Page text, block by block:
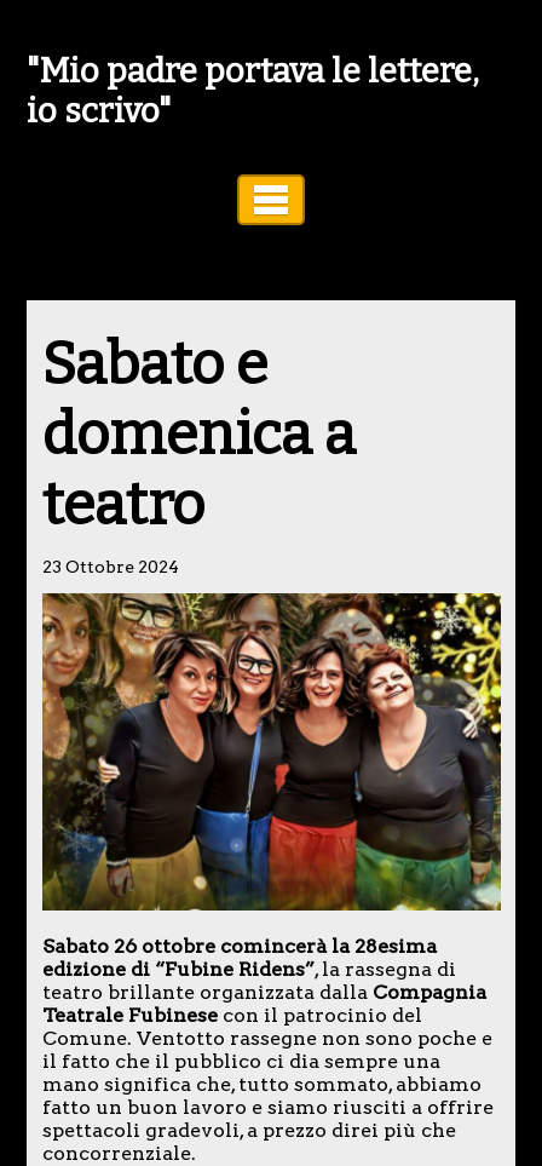
"Mio padre portava le lettere,
io scrivo"
Sabato e
domenica a
teatro
23 Ottobre 2024
Sabato 26 ottobre comincerà la 28esima
edizione di “Fubine Ridens”, la rassegna di
teatro brillante organizzata dallaCompagnia
Teatrale Fubinesecon il patrocinio del
Comune. Ventotto rassegne non sono poche e
il fatto che il pubblico ci dia sempre una
mano significa che, tutto sommato, abbiamo
fatto un buon lavoro e siamo riusciti a offrire
spettacoli gradevoli, a prezzo direi più che
concorrenziale.